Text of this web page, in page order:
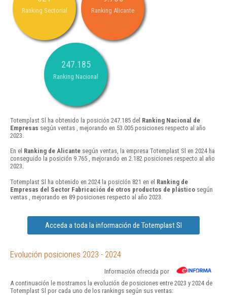
Ranking Sectorial Ranking Alicante
247.185
Ranking Nacional
Totemplast Sl ha obtenido la posición 247.185 del Ranking Nacional de
Empresas según ventas , mejorando en 53.005 posiciones respecto al año
2023.
En el Ranking de Alicante según ventas, la empresa Totemplast Sl en 2024 ha
conseguido la posición 9.765 , mejorando en 2.182 posiciones respecto al año
2023.
Totemplast Sl ha obtenido en 2024 la posición 821 en el Ranking de
Empresas del Sector Fabricación de otros productos de plástico según
ventas , mejorando en 89 posiciones respecto al año 2023.
Acceda a toda la información de Totemplast Sl
Evolución posiciones 2023 - 2024
Información ofrecida por
A continuación le mostramos la evolución de posiciones entre 2023 y 2024 de
Totemplast Sl por cada uno de los rankings según sus ventas: